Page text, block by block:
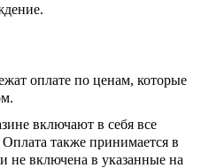
оплате по ценам, которые
включают в себя все
также принимается в
не включена в указанные на